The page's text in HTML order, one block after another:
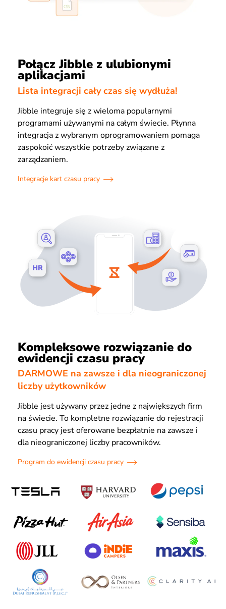
Połącz Jibble z ulubionymi
aplikacjami
Lista integracji cały czas się wydłuża!
Jibble integruje się z wieloma popularnymi
programami używanymi na całym świecie. Płynna
integracja z wybranym oprogramowaniem pomaga
zaspokoić wszystkie potrzeby związane z
zarządzaniem.
Integracje kart czasu pracy
Kompleksowe rozwiązanie do
ewidencji czasu pracy
DARMOWE na zawsze i dla nieograniczonej
liczby użytkowników
Jibble jest używany przez jedne z największych firm
na świecie. To kompletne rozwiązanie do rejestracji
czasu pracy jest oferowane bezpłatnie na zawsze i
dla nieograniczonej liczby pracowników.
Program do ewidencji czasu pracy